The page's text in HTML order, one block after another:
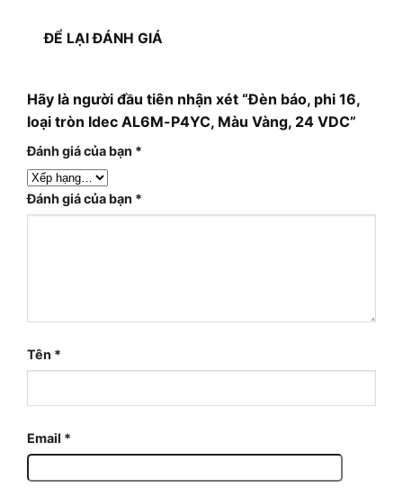
ĐỂ LẠI ĐÁNH GIÁ
Hãy là người đầu tiên nhận xét “Đèn báo, phi 16,
loại tròn Idec AL6M-P4YC, Màu Vàng, 24 VDC”
Đánh giá của bạn *
Đánh giá của bạn *
Tên *
Email *